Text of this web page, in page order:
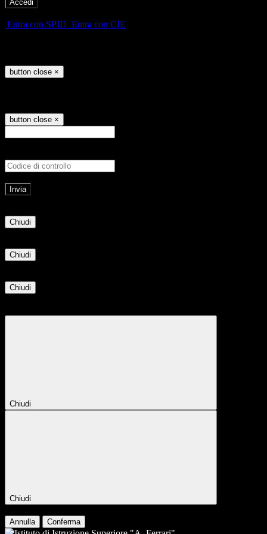
Entra con SPID Entra con CIE
button close ×
button close ×
Chiudi
Chiudi
Chiudi
Chiudi
Chiudi
Annulla Conferma